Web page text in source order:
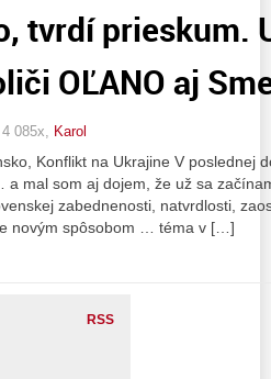
tvrdí prieskum.
OĽANO aj
085x, Karol
Konflikt na Ukrajine V poslednej
a mal som aj dojem, že už sa
zabednenosti, natvrdlosti,
novým spôsobom … téma v […]
RSS